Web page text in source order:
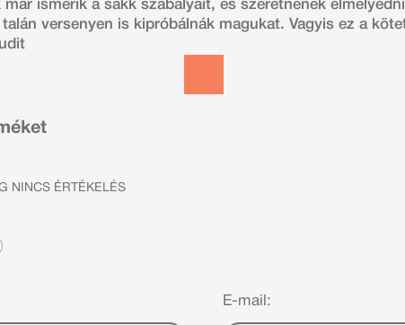
ismerik a sakk szabályait, és szeretnének
versenyen is kipróbálnák magukat. Vagyis ez a
NINCS ÉRTÉKELÉS
E-mail: